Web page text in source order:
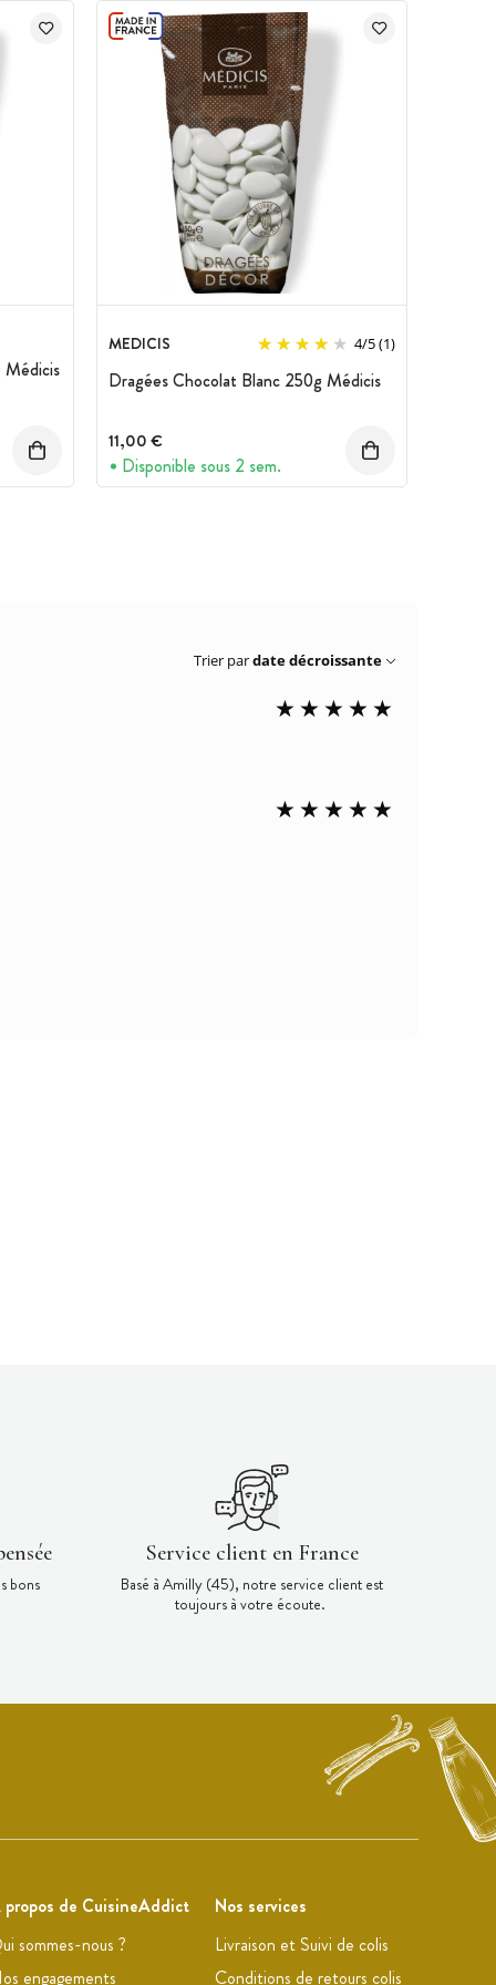
Médicis
MEDICIS 4/5(1)
Dragées Chocolat Blanc 250g Médicis
11,00 €
Disponible sous 2 sem.
Trier pardate décroissante
bons
Service client en France
Basé à Amilly (45), notre service client est
toujours à votre écoute.
propos de CuisineAddict
sommes-nous ?
engagements
Nos services
Livraison et Suivi de colis
Conditions de retours colis